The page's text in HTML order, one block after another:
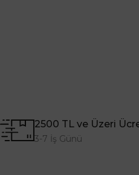
2500 TL ve Üzeri
3-7 İş Günü